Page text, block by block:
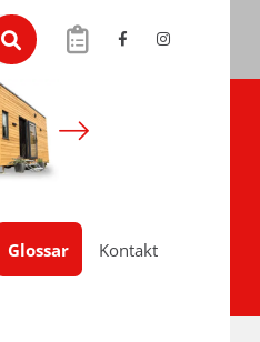
Glossar Kontakt